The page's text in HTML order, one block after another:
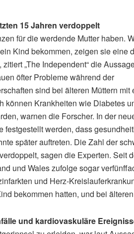
15 Jahren verdoppelt
für die werdende Mutter haben.
Kind bekommen, zeigen sie eine
„The Independent“ die
öfter Probleme während der
sind bei älteren Müttern mit
können Krankheiten wie Diabetes
warnen die Forscher. In der
festgestellt werden, dass
später auftreten. Die Zahl der
sagen die Experten. Seit
und Wales zufolge sogar
und Herz-
bekommen hatten, und bei
und kardiovaskuläre